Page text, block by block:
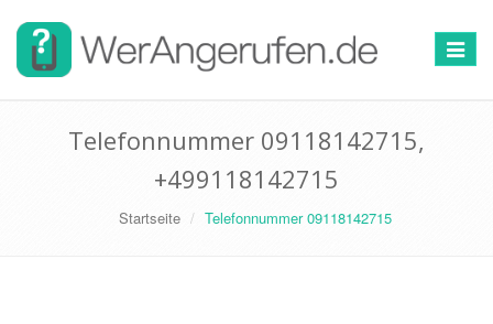
Toggle
Telefonnummer 09118142715,
+499118142715
Startseite Telefonnummer 09118142715